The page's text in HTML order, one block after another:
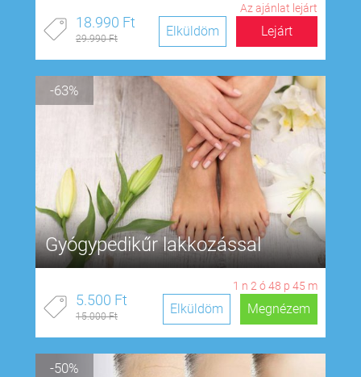
Az ajánlat lejárt
18.990 Ft
29.990 Ft Lejárt
Elküldöm
-63%
Gyógypedikűr lakkozással
1 n 2 ó48 p 44 m
5.500 Ft
15.000 Ft Megnézem
Elküldöm
-50%